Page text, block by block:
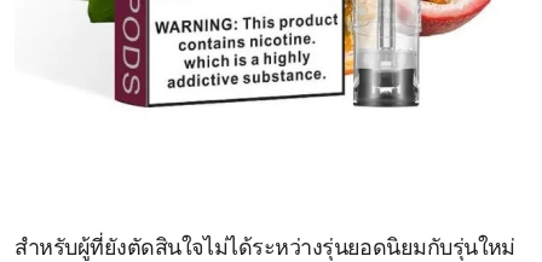
สำหรับผู้ที่ยังตัดสินใจไม่ได้ระหว่างรุ่นยอดนิยมกับรุ่นใหม่